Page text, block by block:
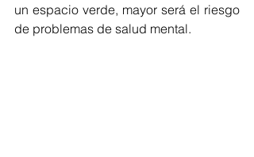
un espacio verde, mayor será el riesgo
de problemas de salud mental.